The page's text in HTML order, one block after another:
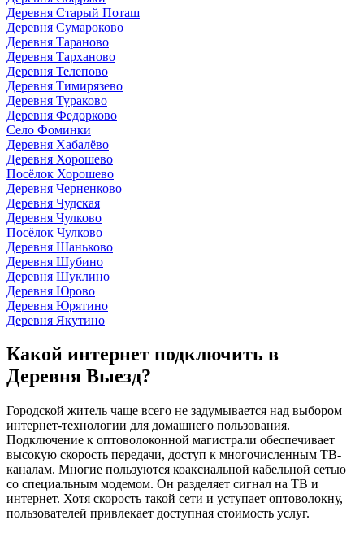
Деревня Старый Поташ
Деревня Сумароково
Деревня Тараново
Деревня Тарханово
Деревня Телепово
Деревня Тимирязево
Деревня Тураково
Деревня Федорково
Село Фоминки
Деревня Хабалёво
Деревня Хорошево
Посёлок Хорошево
Деревня Черненково
Деревня Чудская
Деревня Чулково
Посёлок Чулково
Деревня Шаньково
Деревня Шубино
Деревня Шуклино
Деревня Юрово
Деревня Юрятино
Деревня Якутино
Какой интернет подключить в
Деревня Выезд?
Городской житель чаще всего не задумывается над выбором
интернет-технологии для домашнего пользования.
Подключение к оптоволоконной магистрали обеспечивает
высокую скорость передачи, доступ к многочисленным ТВ-
каналам. Многие пользуются коаксиальной кабельной сетью
со специальным модемом. Он разделяет сигнал на ТВ и
интернет. Хотя скорость такой сети и уступает оптоволокну,
пользователей привлекает доступная стоимость услуг.